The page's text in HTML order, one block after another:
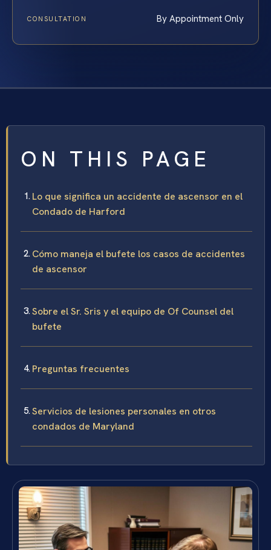
CONSULTATION By Appointment Only
ON THIS PAGE
Lo que significa un accidente de ascensor en el
Condado de Harford
Cómo maneja el bufete los casos de accidentes
de ascensor
Sobre el Sr. Sris y el equipo de Of Counsel del
bufete
Preguntas frecuentes
Servicios de lesiones personales en otros
condados de Maryland